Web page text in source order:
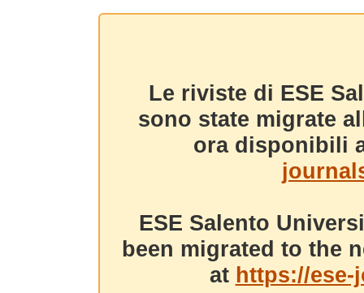
Le riviste di ESE
sono state migrate
ora disponibili
ESE Salento
been migrated to the
at https://